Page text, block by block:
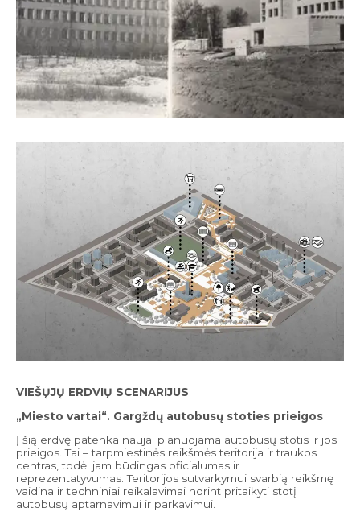
VIEŠŲJŲ ERDVIŲ SCENARIJUS
„Miesto vartai“. Gargždų autobusų stoties prieigos
Į šią erdvę patenka naujai planuojama autobusų stotis ir jos
prieigos. Tai – tarpmiestinės reikšmės teritorija ir traukos
centras, todėl jam būdingas oficialumas ir
reprezentatyvumas. Teritorijos sutvarkymui svarbią reikšmę
vaidina ir techniniai reikalavimai norint pritaikyti stotį
autobusų aptarnavimui ir parkavimui.